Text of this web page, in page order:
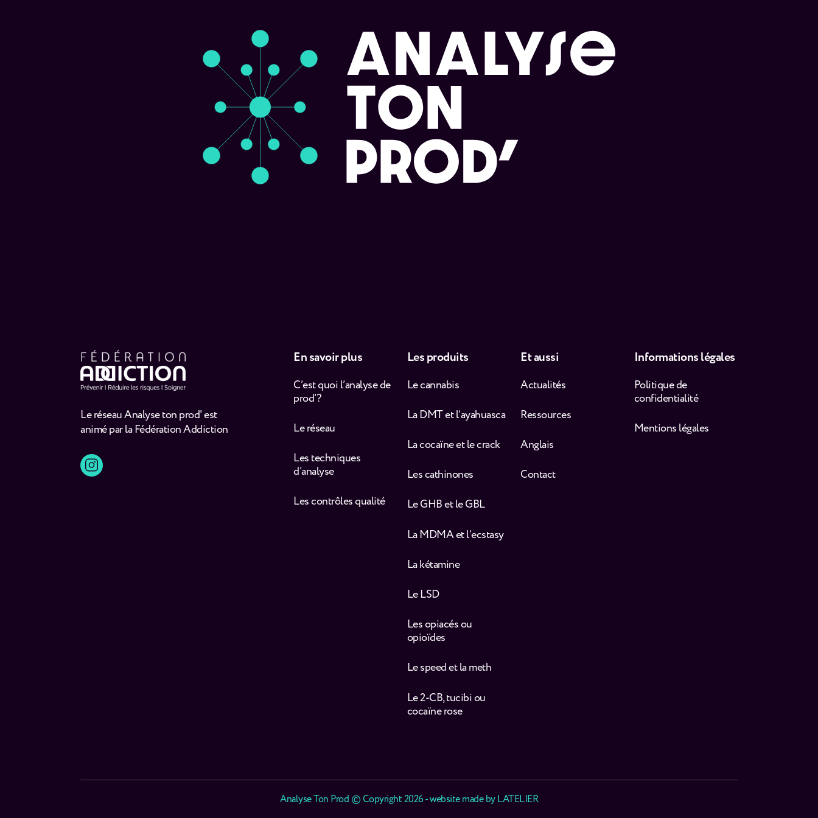
Le réseau Analyse ton prod' est
animé par la Fédération Addiction
En savoir plus
C’est quoi l’analyse de
prod’ ?
Le réseau
Les techniques
d’analyse
Les contrôles qualité
Les produits
Le cannabis
La DMT et l’ayahuasca
La cocaïne et le crack
Les cathinones
Le GHB et le GBL
La MDMA et l’ecstasy
La kétamine
Le LSD
Les opiacés ou
opioïdes
Le speed et la meth
Le 2-CB, tucibi ou
cocaïne rose
Et aussi
Actualités
Ressources
Anglais
Contact
Informations légales
Politique de
confidentialité
Mentions légales
Analyse Ton Prod © Copyright 2026 - website made byLATELIER